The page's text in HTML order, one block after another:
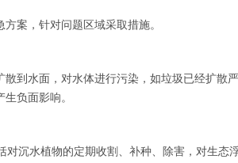
案，针对问题区域采取措施。
到水面，对水体进行污染，如垃圾已经扩散
负面影响。
沉水植物的定期收割、补种、除害，对生态